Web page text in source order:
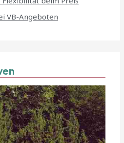
VB-Angeboten